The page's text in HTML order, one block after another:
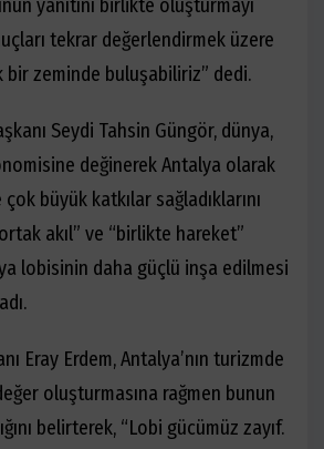
yanıtını birlikte oluşturmayı
tekrar değerlendirmek üzere
bir zeminde buluşabiliriz” dedi.
Seydi Tahsin Güngör, dünya,
değinerek Antalya olarak
büyük katkılar sağladıklarını
akıl” ve “birlikte hareket”
lobisinin daha güçlü inşa edilmesi
Eray Erdem, Antalya’nın turizmde
oluşturmasına rağmen bunun
belirterek, “Lobi gücümüz zayıf.